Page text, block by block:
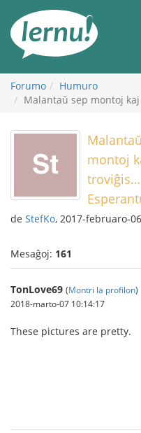
enhavo
Forumo
Humuro
Malantaŭ sep montoj
montoj
troviĝis…
de StefKo, 2017-februaro-06
Mesaĝoj: 161
TonLove69 (Montri la profilon)
2018-marto-07 10:14:17
These pictures are pretty.